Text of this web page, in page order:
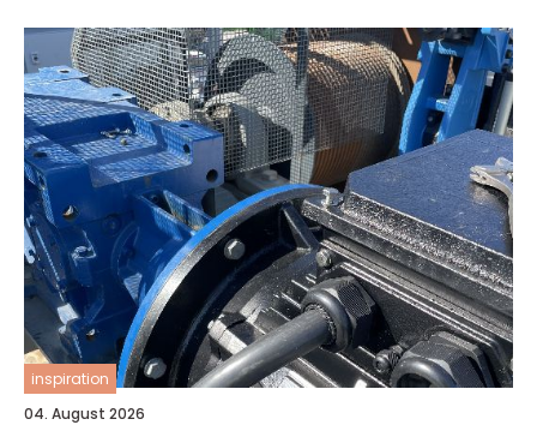
inspiration
04. August 2026